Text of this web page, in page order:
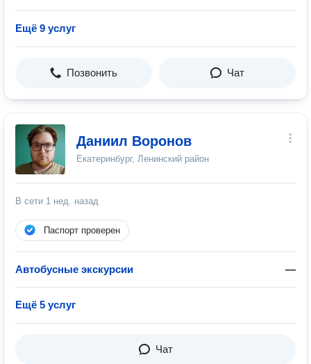
Ещё 9 услуг
Позвонить Чат
Даниил Воронов
Екатеринбург, Ленинский район
В сети 1 нед. назад
Паспорт проверен
Автобусные экскурсии —
Ещё 5 услуг
Чат